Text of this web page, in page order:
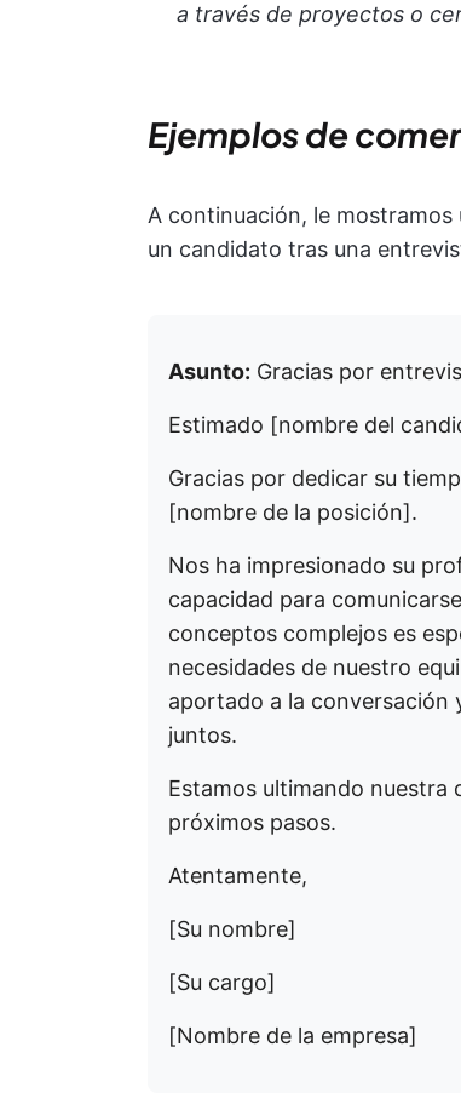
a través de proyectos o
Ejemplos de
A continuación, le
un candidato tras una
Asunto: Gracias por
Estimado [nombre del
Gracias por dedicar su
[nombre de la posición].
Nos ha impresionado su
capacidad para
conceptos complejos es
necesidades de nuestro
aportado a la conversación
juntos.
Estamos ultimando
próximos pasos.
Atentamente,
[Su nombre]
[Su cargo]
[Nombre de la empresa]